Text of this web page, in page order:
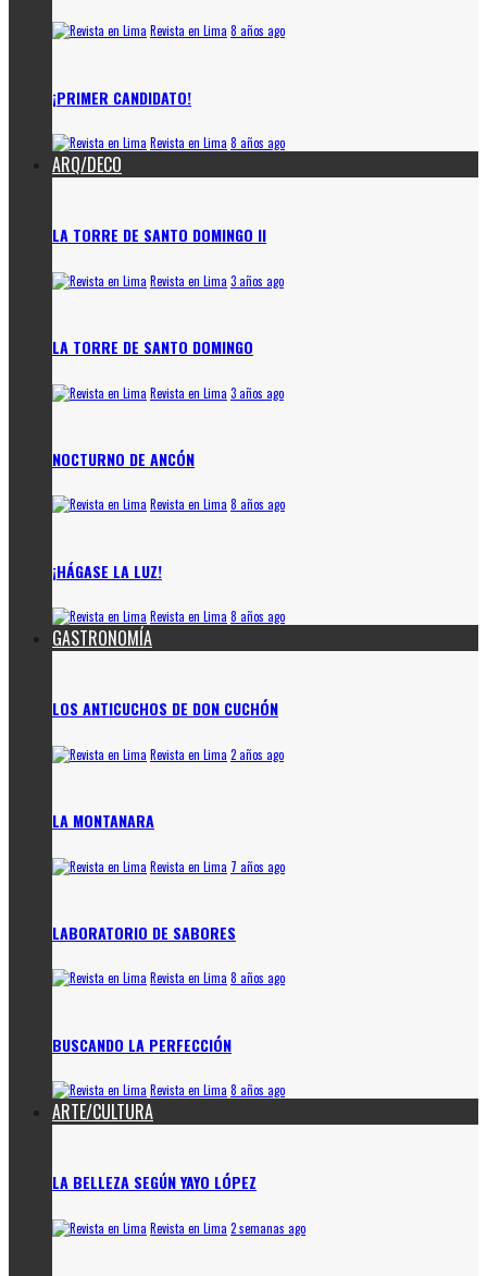
Revista en Lima 8 años ago
¡PRIMER CANDIDATO!
Revista en Lima 8 años ago
ARQ/DECO
LA TORRE DE SANTO DOMINGO II
Revista en Lima 3 años ago
LA TORRE DE SANTO DOMINGO
Revista en Lima 3 años ago
NOCTURNO DE ANCÓN
Revista en Lima 8 años ago
¡HÁGASE LA LUZ!
Revista en Lima 8 años ago
GASTRONOMÍA
LOS ANTICUCHOS DE DON CUCHÓN
Revista en Lima 2 años ago
LA MONTANARA
Revista en Lima 7 años ago
LABORATORIO DE SABORES
Revista en Lima 8 años ago
BUSCANDO LA PERFECCIÓN
Revista en Lima 8 años ago
ARTE/CULTURA
LA BELLEZA SEGÚN YAYO LÓPEZ
Revista en Lima 2 semanas ago